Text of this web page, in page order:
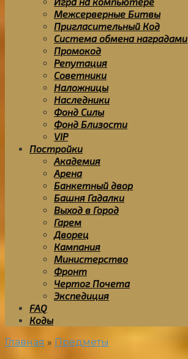
Межсерверные Битвы
Пригласительный Код
Система обмена наградами
Промокод
Репутация
Советники
Наложницы
Наследники
Фонд Силы
Фонд Близости
VIP
Постройки
Академия
Арена
Банкетный двор
Башня Гадалки
Выход в Город
Гарем
Дворец
Кампания
Министерство
Фронт
Чертог Почета
Экспедиция
FAQ
Коды
Главная » Предметы